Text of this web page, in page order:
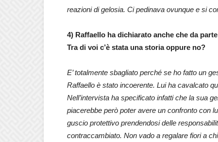
reazioni di gelosia. Ci pedinava ovunque e si
4) Raffaello ha dichiarato anche che da
Tra di voi c’è stata una storia oppure no?
E’ totalmente sbagliato perché se ho fatto un
Raffaello è stato incoerente. Lui ha cavalcato
Nell’intervista ha specificato infatti che la sua
piacerebbe però poter avere un confronto con
guscio protettivo prendendosi delle
contraccambiato. Non vado a regalare fiori a